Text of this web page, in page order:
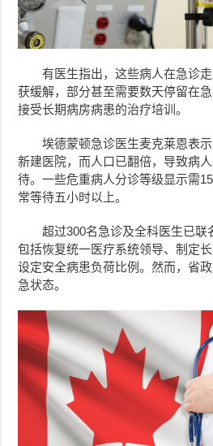
有医生指出，这些病人在急诊
获缓解，部分甚至需要数天停留在
接受长期病房病患的治疗培训。
埃德蒙顿急诊医生麦克莱恩表
新建医院，而人口已翻倍，导致病
待。一些危重病人分诊等级显示需
常等待五小时以上。
超过300名急诊及全科医生已联
包括恢复统一医疗系统领导、制定
设定安全病患负荷比例。然而，省
急状态。